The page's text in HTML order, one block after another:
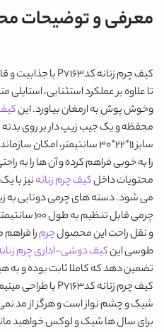
معرفی و توضیحات
کیف چرم زنانه کدP7163
با جذابیت و
تا علاوه بر عملکرد استثنایی، استایلی
وخوش پوش به ارمغان بیاورد. اینکیف
محفظه و یک جیب زیپ دار بر روی بدنه
سایز 11*22*30 سانتیمتر،
را به خوبی فراهم کرده و آن ها را به
محتویات داخلکیف چرم زنانهنیز با
می شود. دسته های چرمی دوتایی به
و نقل راحت این محصولچرمرا فراهم
طوسی اینکیف دوشی-اداری چرم زنانه
تضمین دهد که کاملا ثابت بوده و به
کیف چرم زنانه کدP7163
با طراحی
شیک و چشم نواز است و هرگز از مد نمی
برای سال ها شیک و لوکس خواهید ماند.